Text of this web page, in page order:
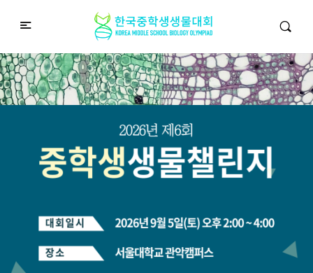
중학생생물챌린지
Middle School Korea Biology Olympiad